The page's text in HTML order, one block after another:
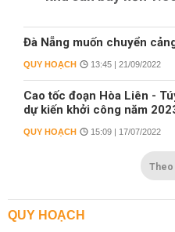
Đà Nẵng muốn chuyển
QUY HOẠCH 13:45 | 21/09/2022
Cao tốc đoạn Hòa Liên -
dự kiến khởi công năm
QUY HOẠCH 15:09 | 17/07/2022
Theo
QUY HOẠCH